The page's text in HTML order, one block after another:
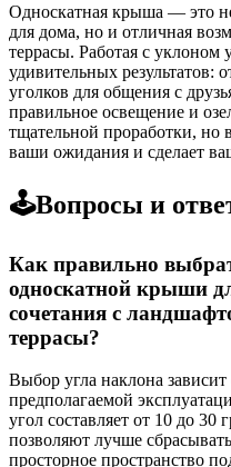
Односкатная крыша — это
для дома, но и отличная
террасы. Работая с уклоном
удивительных результатов:
уголков для общения с
правильное освещение и
тщательной проработки, но
ваши ожидания и сделает
🕹️Вопросы и
Как правильно
односкатной крыши
сочетания с
террасы?
Выбор угла наклона
предполагаемой
угол составляет от 10 до 30
позволяют лучше
просторное пространство